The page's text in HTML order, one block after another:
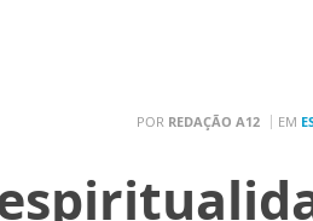
POR REDAÇÃO A12 EM